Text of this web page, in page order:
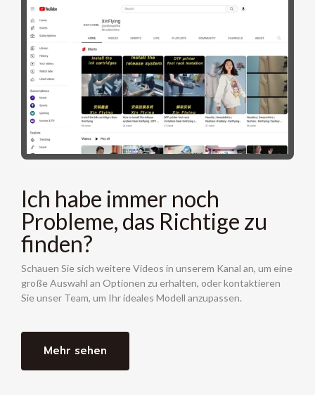
Ich habe immer noch
Probleme, das Richtige zu
finden?
Schauen Sie sich weitere Videos in unserem Kanal an, um eine
große Auswahl an Optionen zu erhalten, oder kontaktieren
Sie unser Team, um Ihr ideales Modell anzupassen.
Mehr sehen